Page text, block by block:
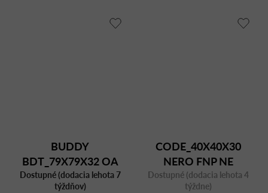
BUDDY
BDT_79X79X32 OA
MARBLE
Dostupné (dodacia lehota 7
týždňov)
CODE_40X40X30
NERO FNP NE
Dostupné (dodacia lehota 4
týždne)